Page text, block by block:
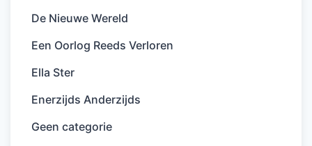
De Nieuwe Wereld
Een Oorlog Reeds Verloren
Ella Ster
Enerzijds Anderzijds
Geen categorie